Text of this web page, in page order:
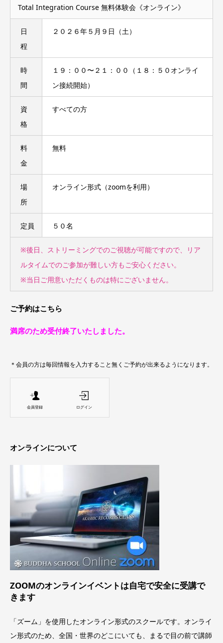
Total Integration Course 無料体験会《オンライン》
日
程
２０２６年５⽉９日（土）
時
間
１９：００〜２１：００（１８：５０オンライ
ン接続開始）
資
格
すべての方
料
金
無料
場
所
オンライン形式（zoomを利用）
定員 ５０名
※後日、ストリーミングでのご視聴が可能ですので、リア
ルタイムでのご参加が難しい方もご安心ください。
※当日ご用意いただくものは特にございません。
ご予約はこちら
満席のため受付終了いたしました。
＊会員の方は毎回情報を入力すること無くご予約が出来るようになります。
会員登録 ログイン
オンラインについて
ZOOMのオンラインイベントは自宅で安全に受講で
きます
「ズーム」を使用したオンライン形式のスクールです。オンライ
ン形式のため、全国・世界のどこにいても、まるで目の前で講師